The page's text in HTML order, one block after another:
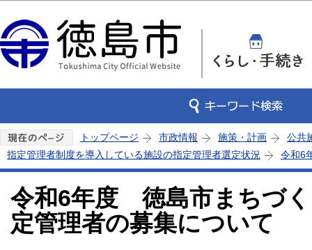
トップページ 市政情報 施策・計画
公共
指定管理者制度を導入している施設の指定管理者選定状況
令和6
令和6年度 徳島市まちづ
定管理者の募集について